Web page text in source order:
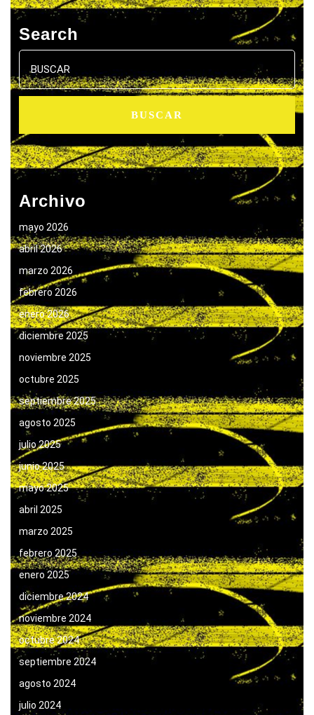
Search
Buscar:
Archivo
mayo 2026
abril 2026
marzo 2026
febrero 2026
enero 2026
diciembre 2025
noviembre 2025
octubre 2025
septiembre 2025
agosto 2025
julio 2025
junio 2025
mayo 2025
abril 2025
marzo 2025
febrero 2025
enero 2025
diciembre 2024
noviembre 2024
octubre 2024
septiembre 2024
agosto 2024
julio 2024